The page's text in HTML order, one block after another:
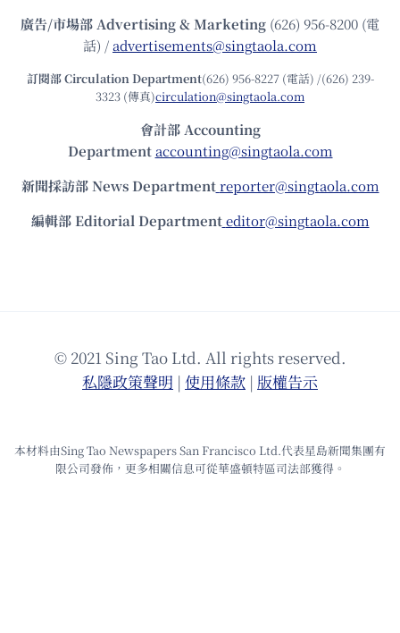
廣告/市場部Advertising & Marketing (626) 956-8200 (電
話) /advertisements@singtaola.com
訂閱部 Circulation Department(626) 956-8227 (電話) /(626) 239-
3323 (傳真)circulation@singtaola.com
會計部 Accounting
Department accounting@singtaola.com
新聞採訪部 News Department reporter@singtaola.com
編輯部 Editorial Department editor@singtaola.com
© 2021 Sing Tao Ltd. All rights reserved.
私隱政策聲明 | 使⽤條款 | 版權告⽰
本材料由Sing Tao Newspapers San Francisco Ltd.代表星島新聞集團有
限公司發佈，更多相關信息可從華盛頓特區司法部獲得。